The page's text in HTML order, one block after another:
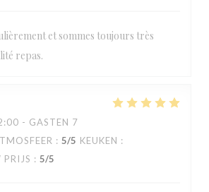
et sommes toujours très
repas.
- GASTEN 7
: 5/5 KEUKEN :
: 5/5